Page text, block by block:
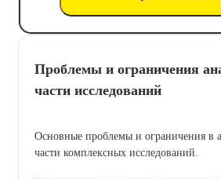
Проблемы и ограничения
части исследований
Основные проблемы и ограничения в
части комплексных исследований.